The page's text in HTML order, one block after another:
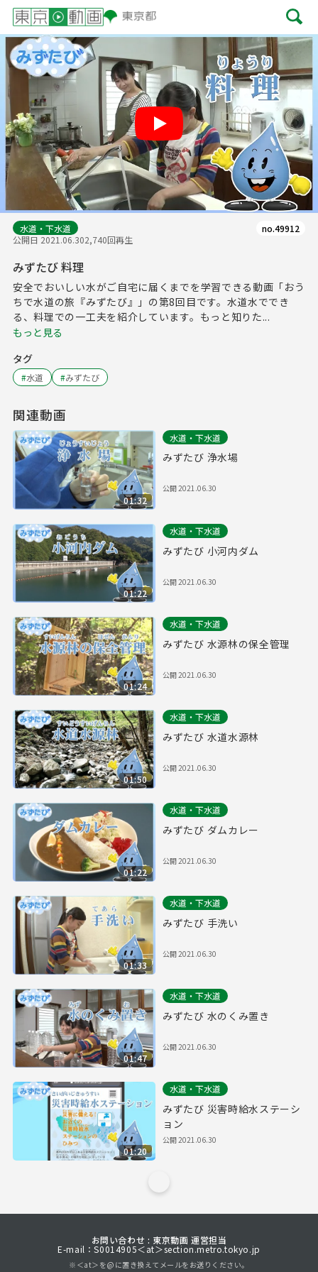
Play
水道・下水道
公開日 2021.06.302,740回再生
no.49912
みずたび 料理
安全でおいしい水がご自宅に届くまでを学習できる動画「おう
ちで水道の旅『みずたび』」の第8回目です。水道水ででき
る、料理での一工夫を紹介しています。もっと知りた...
もっと見る
タグ
#水道 #みずたび
関連動画
01:32
水道・下水道
みずたび 浄水場
公開2021.06.30
01:22
水道・下水道
みずたび 小河内ダム
公開2021.06.30
01:24
水道・下水道
みずたび 水源林の保全管理
公開2021.06.30
01:50
水道・下水道
みずたび 水道水源林
公開2021.06.30
01:22
水道・下水道
みずたび ダムカレー
公開2021.06.30
01:33
水道・下水道
みずたび 手洗い
公開2021.06.30
01:47
水道・下水道
みずたび 水のくみ置き
公開2021.06.30
01:20
水道・下水道
みずたび 災害時給水ステーシ
ョン
公開2021.06.30
お問い合わせ : 東京動画 運営担当
E-mail：S0014905＜at＞section.metro.tokyo.jp
※＜at＞を@に置き換えてメールをお送りください。